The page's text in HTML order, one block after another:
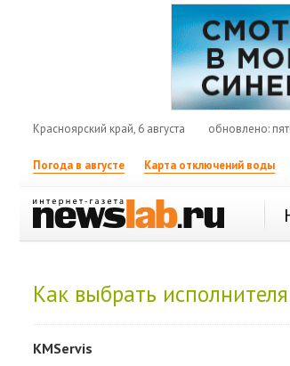
Красноярский край, 6 августа обновлено:
Погода в августе Карта отключений воды
Как выбрать
KMServis